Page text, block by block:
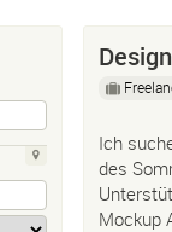
Ich
des
Mockup